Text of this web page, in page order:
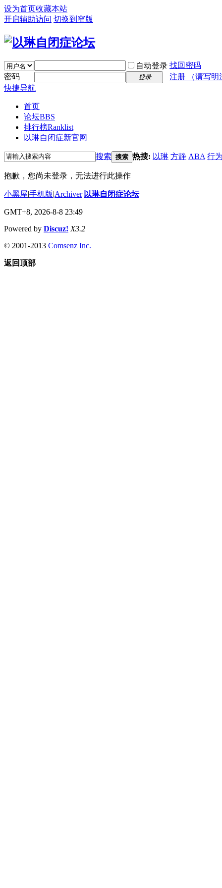
设为首页收藏本站
开启辅助访问 切换到窄版
自动登录 找回密码
密码
登录
注册 （请写明
快捷导航
首页
论坛BBS
排行榜Ranklist
以琳自闭症新官网
搜索 搜索 热搜: 以琳 方静 ABA 行
抱歉，您尚未登录，无法进行此操作
小黑屋|手机版|Archiver| 以琳自闭症论坛
GMT+8, 2026-8-8 23:49
Powered by Discuz! X3.2
© 2001-2013 Comsenz Inc.
返回顶部